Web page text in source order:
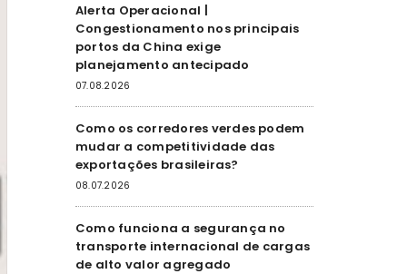
Alerta Operacional |
Congestionamento nos principais
portos da China exige
planejamento antecipado
07.08.2026
Como os corredores verdes podem
mudar a competitividade das
exportações brasileiras?
08.07.2026
Como funciona a segurança no
transporte internacional de cargas
de alto valor agregado